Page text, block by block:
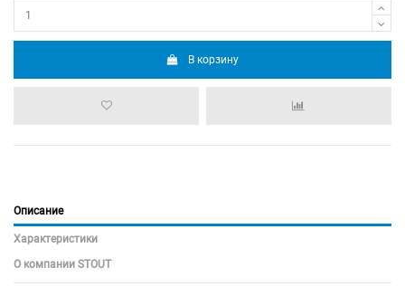
В корзину
Описание
Характеристики
О компании STOUT